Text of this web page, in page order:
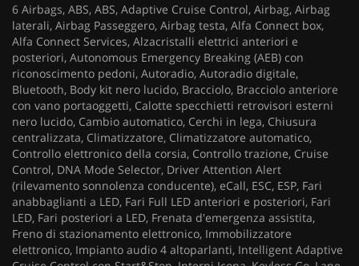
6 Airbags, ABS, ABS, Adaptive Cruise Control, Airbag, Airbag
laterali, Airbag Passeggero, Airbag testa, Alfa Connect box,
Alfa Connect Services, Alzacristalli elettrici anteriori e
posteriori, Autonomous Emergency Breaking (AEB) con
riconoscimento pedoni, Autoradio, Autoradio digitale,
Bluetooth, Body kit nero lucido, Bracciolo, Bracciolo anteriore
con vano portaoggetti, Calotte specchietti retrovisori esterni
nero lucido, Cambio automatico, Cerchi in lega, Chiusura
centralizzata, Climatizzatore, Climatizzatore automatico,
Controllo elettronico della corsia, Controllo trazione, Cruise
Control, DNA Mode Selector, Driver Attention Alert
(rilevamento sonnolenza conducente), eCall, ESC, ESP, Fari
anabbaglianti a LED, Fari Full LED anteriori e posteriori, Fari
LED, Fari posteriori a LED, Frenata d'emergenza assistita,
Freno di stazionamento elettronico, Immobilizzatore
elettronico, Impianto audio 4 altoparlanti, Intelligent Adaptive